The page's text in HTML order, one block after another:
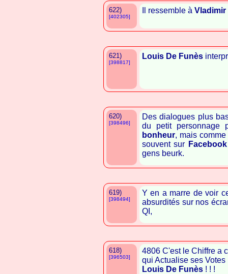
622)
[402305]
Il ressemble à
621)
[398817]
Louis De Funès
620)
[398496]
Des dialogues plus
du petit personnage
bonheur, mais
souvent sur Facebook
gens beurk.
619)
[398494]
Y en a marre de voir
absurdités sur nos
QI,
618)
[396503]
4806 C'est le Chiffre a
qui Actualise ses Votes
Louis De Funès ! ! !